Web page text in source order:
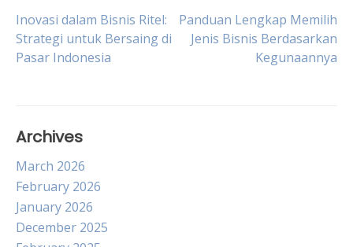
Post
navigation
Inovasi dalam Bisnis Ritel:
Strategi untuk Bersaing di
Pasar Indonesia
Panduan Lengkap Memilih
Jenis Bisnis Berdasarkan
Kegunaannya
Archives
March 2026
February 2026
January 2026
December 2025